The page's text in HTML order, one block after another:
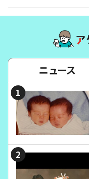
ニュース